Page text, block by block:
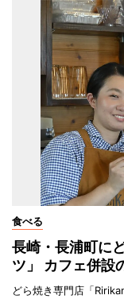
食べる
長崎・長浦町に
ツ」 カフェ併設
どら焼き専門店「